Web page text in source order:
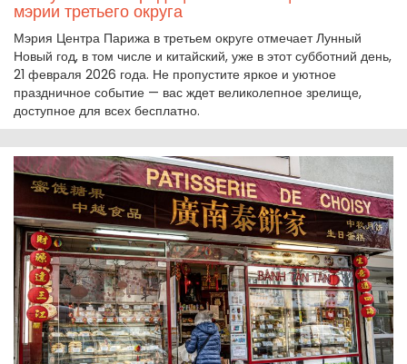
мэрии третьего округа
Мэрия Центра Парижа в третьем округе отмечает Лунный
Новый год, в том числе и китайский, уже в этот субботний день,
21 февраля 2026 года. Не пропустите яркое и уютное
праздничное событие — вас ждет великолепное зрелище,
доступное для всех бесплатно.